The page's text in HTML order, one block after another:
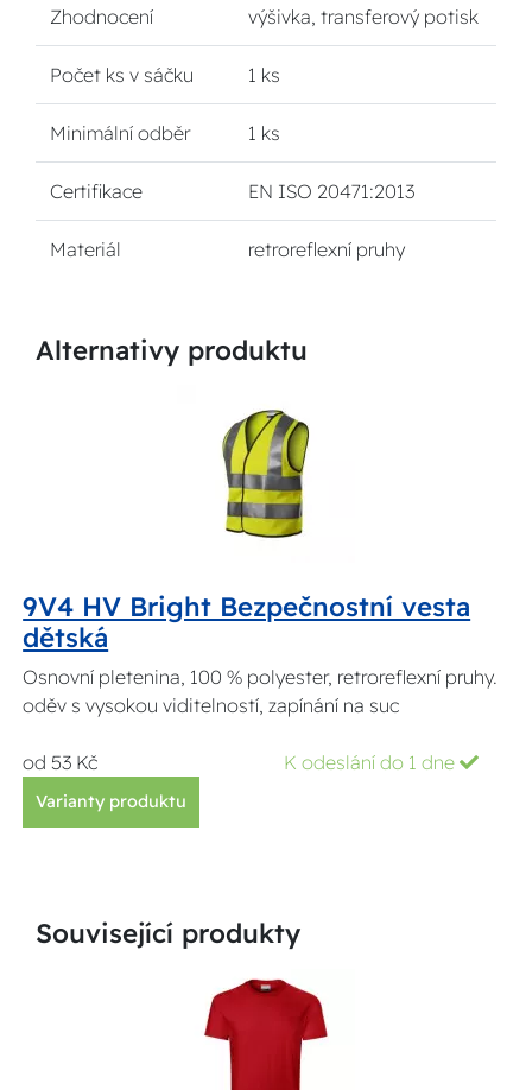
Zhodnocení výšivka, transferový potisk
Počet ks v sáčku 1 ks
Minimální odběr 1 ks
Certifikace EN ISO 20471:2013
Materiál retroreflexní pruhy
Alternativy produktu
9V4 HV Bright Bezpečnostní vesta
dětská
Osnovní pletenina, 100 % polyester, retroreflexní pruhy.
oděv s vysokou viditelností, zapínání na suc
od 53 Kč K odeslání do 1 dne
Varianty produktu
Související produkty